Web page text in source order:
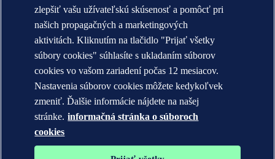
Zoznámte sa s tímom DNV
Vyhlásenie o ochrane súkromia
Terms of Use
Copyright © DNV AS 2026
Informácie o súboroch cookies
zlepšiť vašu užívateľskú skúsenosť a pomôcť pri
našich propagačných a marketingových
aktivitách. Kliknutím na tlačidlo "Prijať všetky
súbory cookies" súhlasíte s ukladaním súborov
cookies vo vašom zariadení počas 12 mesiacov.
Nastavenia súborov cookies môžete kedykoľvek
zmeniť. Ďalšie informácie nájdete na našej
stránke. informačná stránka o súboroch
cookies